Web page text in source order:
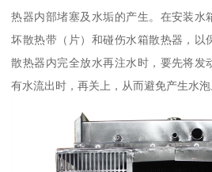
热器内部堵塞及水垢的产生。在安装水
坏散热带（片）和碰伤水箱散热器，以
散热器内完全放水再注水时，要先将发
有水流出时，再关上，从而避免产生水泡